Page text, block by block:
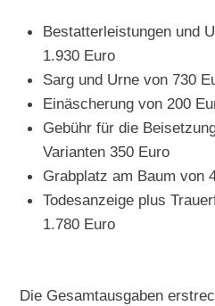
Bestatterleistungen und
1.930 Euro
Sarg und Urne von 730
Einäscherung von 200
Gebühr für die
Varianten 350 Euro
Grabplatz am Baum von
Todesanzeige plus
1.780 Euro
Die Gesamtausgaben